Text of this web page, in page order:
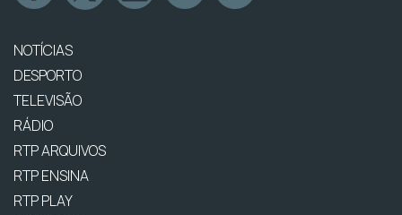
NOTÍCIAS
DESPORTO
TELEVISÃO
RÁDIO
RTP ARQUIVOS
RTP ENSINA
RTP PLAY